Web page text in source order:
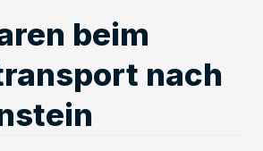
beim
nach